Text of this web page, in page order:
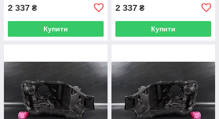
2 337 ₴
Купити
2 337 ₴
Купити